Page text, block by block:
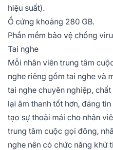
hiệu suất).
Ổ cứng khoảng 280 GB.
Phần mềm bảo vệ chống
Tai nghe
Mỗi nhân viên trung tâm
nghe riêng gồm tai nghe và
tai nghe chuyên nghiệp,
lại âm thanh tốt hơn, đáng
tạo sự thoải mái cho nhân
trung tâm cuộc gọi đông,
nghe nên có chức năng khử